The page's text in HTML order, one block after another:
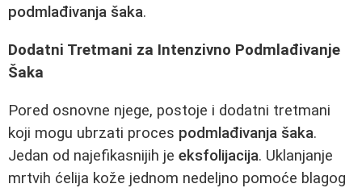
podmlađivanja šaka.
Dodatni Tretmani za Intenzivno Podmlađivanje
Šaka
Pored osnovne njege, postoje i dodatni tretmani
koji mogu ubrzati proces podmlađivanja šaka.
Jedan od najefikasnijih je eksfolijacija. Uklanjanje
mrtvih ćelija kože jednom nedeljno pomoće blagog